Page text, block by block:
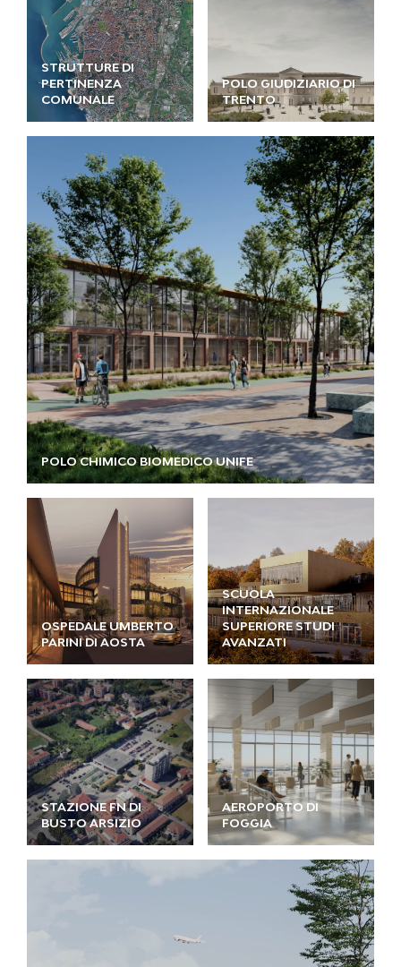
STRUTTURE DI
PERTINENZA
COMUNALE
POLO GIUDIZIARIO DI
TRENTO
POLO CHIMICO BIOMEDICO UNIFE
OSPEDALE UMBERTO
PARINI DI AOSTA
SCUOLA
INTERNAZIONALE
SUPERIORE STUDI
AVANZATI
STAZIONE FN DI
BUSTO ARSIZIO
AEROPORTO DI
FOGGIA